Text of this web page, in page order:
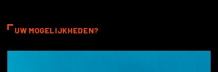
UW MOGELIJKHEDEN?